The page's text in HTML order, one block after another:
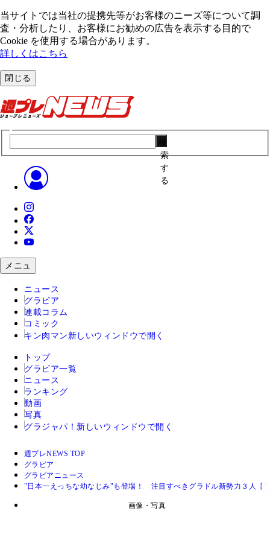
当サイトでは当社の提携先等がお客様のニーズ等について調
査・分析したり、お客様にお勧めの広告を表⽰する⽬的で
Cookie を使⽤する場合があります。
詳しくはこちら
閉じる
索
す
る
メニュ
ニュース
グラビア
連載コラム
コミック
キン肉マン 新しいウィンドウで開く
トップ
グラビア一覧
ニュース
ランキング
動画
写真
グラジャパ！ 新しいウィンドウで開く
週プレNEWS TOP
グラビア
グラビアニュース
"日本一えっちな幼なじみ"も登場！ 注目すべきグラドル新勢力３人【
画像・写真